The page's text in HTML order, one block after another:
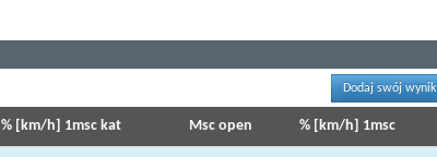
Dodaj swój wynik
% [km/h] 1msc kat Msc open % [km/h] 1msc